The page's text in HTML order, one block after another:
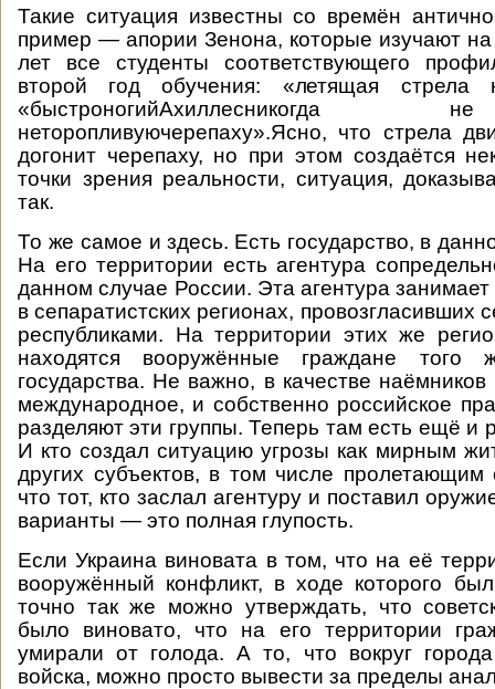
Такие ситуация известны со времён
пример — апории Зенона, которые изучают
лет все студенты соответствующего
второй год обучения: «летящая стрела
неторопливуючерепаху».Ясно, что стрела
догонит черепаху, но при этом создаётся
точки зрения реальности, ситуация,
так.
То же самое и здесь. Есть государство, в
На его территории есть агентура
данном случае России. Эта агентура
в сепаратистских регионах, провозгласивших
республиками. На территории этих же
находятся вооружённые граждане того
государства. Не важно, в качестве
международное, и собственно российское
разделяют эти группы. Теперь там есть ещё и
И кто создал ситуацию угрозы как мирным
других субъектов, в том числе
что тот, кто заслал агентуру и поставил
варианты — это полная глупость.
Если Украина виновата в том, что на её
вооружённый конфликт, в ходе которого
точно так же можно утверждать, что
было виновато, что на его территории
умирали от голода. А то, что вокруг
войска, можно просто вывести за пределы